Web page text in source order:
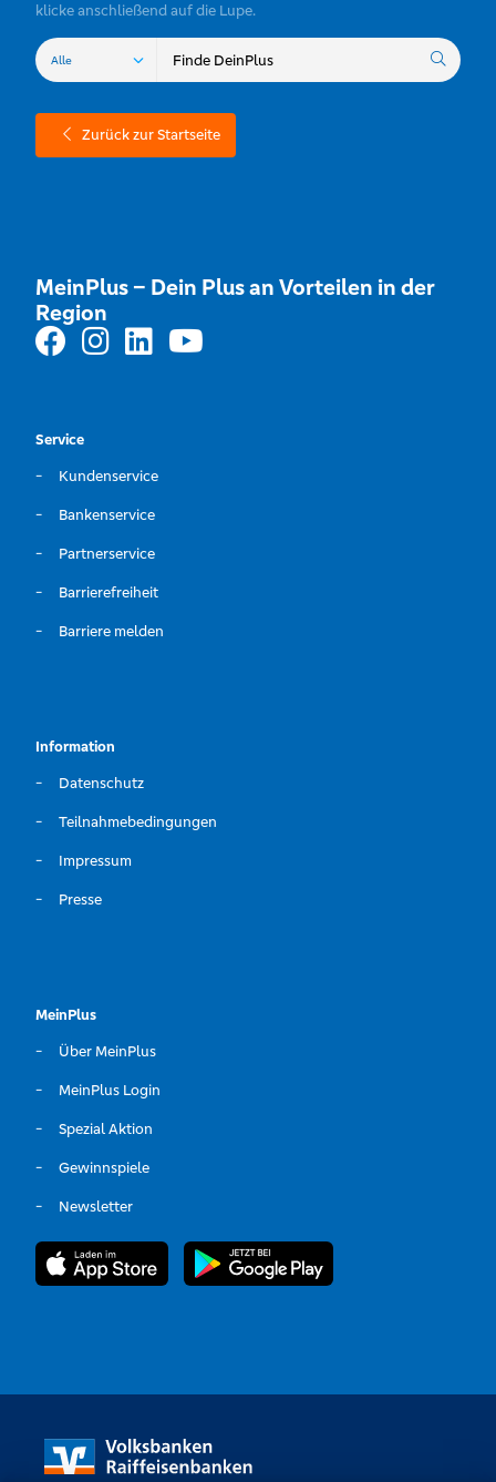
klicke anschließend auf die Lupe.
Zurück zur Startseite
MeinPlus – Dein Plus an Vorteilen in der
Region
Service
Kundenservice
Bankenservice
Partnerservice
Barrierefreiheit
Barriere melden
Information
Datenschutz
Teilnahmebedingungen
Impressum
Presse
MeinPlus
Über MeinPlus
MeinPlus Login
Spezial Aktion
Gewinnspiele
Newsletter